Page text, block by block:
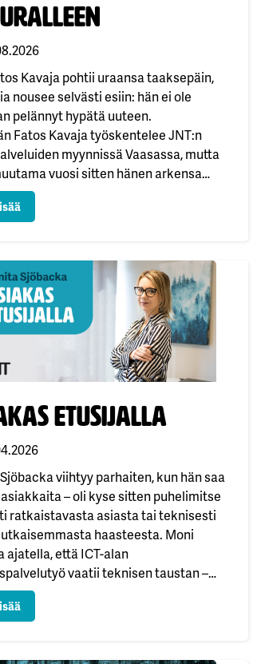
Kavaja pohtii uraansa taaksepäin,
nousee selvästi esiin: hän ei ole
pelännyt hypätä uuteen.
Fatos Kavaja työskentelee JNT:n
myynnissä Vaasassa, mutta
vuosi sitten hänen arkensa
erilaiselta. Hän toimi ravintola-
15 vuoden ajan ja rakensi
Päivät olivat…
: Fatos löysi JNT:ltä uuden suunnan työuralleen
etusijalla
viihtyy parhaiten, kun hän saa
– oli kyse sitten puhelimitse
ratkaistavasta asiasta tai teknisesti
haasteesta. Moni
ajatella, että ICT-alan
vaatii teknisen taustan –
ei suinkaan ole. Lenita Sjöbacka on
siitä, että alalle voi tulla aivan
: Asiakas etusijalla